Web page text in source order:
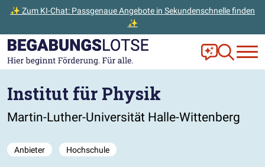
✨ Zum KI-Chat: Passgenaue Angebote in Sekundenschnelle finden
✨
Zum Hauptinhalt der Seite springen
Zur Startseite gehen Frag Ella!
Zur
Institut für Physik
Martin-Luther-Universität Halle-Wittenberg
Anbieter Hochschule